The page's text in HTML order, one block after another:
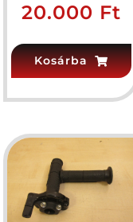
20.000 Ft
Kosárba